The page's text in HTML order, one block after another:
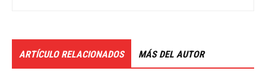
ARTÍCULO RELACIONADOS MÁS DEL AUTOR